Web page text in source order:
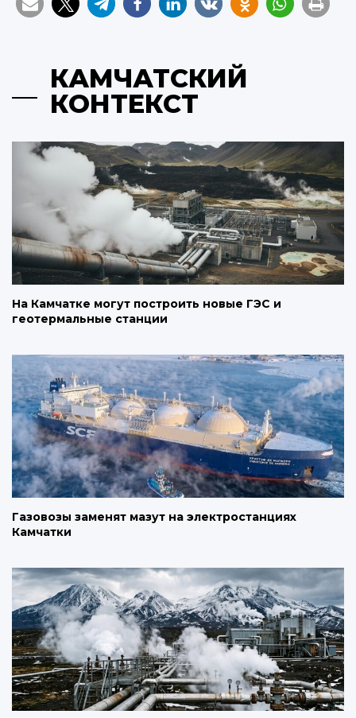
КАМЧАТСКИЙ
КОНТЕКСТ
На Камчатке могут построить новые ГЭС и
геотермальные станции
Газовозы заменят мазут на электростанциях
Камчатки